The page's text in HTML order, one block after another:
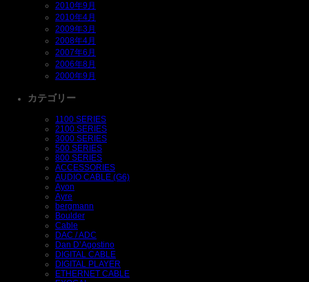
2010年9月
2010年4月
2009年3月
2008年4月
2007年6月
2006年8月
2000年9月
カテゴリー
1100 SERIES
2100 SERIES
3000 SERIES
500 SERIES
800 SERIES
ACCESSORIES
AUDIO CABLE (G6)
Ayon
Ayre
bergmann
Boulder
Cable
DAC / ADC
Dan D’Agostino
DIGITAL CABLE
DIGITAL PLAYER
ETHERNET CABLE